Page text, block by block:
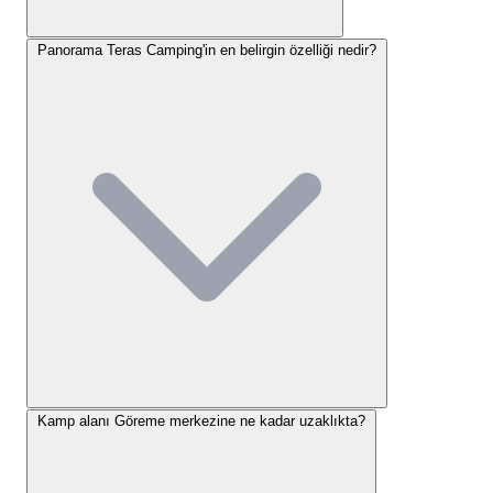
sakin bir ortam sunuyoruz. Çevredeki doğal
konum büyük bir avantaj sağlamaktadır.
Panorama Teras Camping
Konaklama Seçenekleri
konaklama alanlarımız, farklı ihtiyaçlara yönelik
Panorama Teras Camping'in en belirgin özelliği nedir?
Kamp alanı Göreme merkezine ne kadar uzaklıkta?